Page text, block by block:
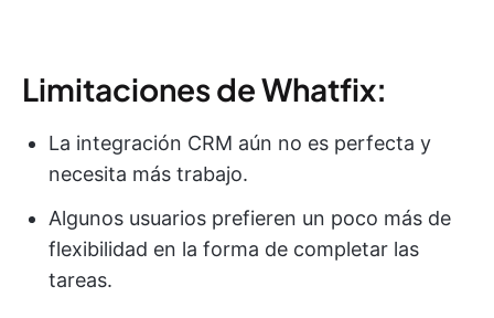
Limitaciones de Whatfix:
La integración CRM aún no es perfecta y
necesita más trabajo.
Algunos usuarios prefieren un poco más de
flexibilidad en la forma de completar las
tareas.